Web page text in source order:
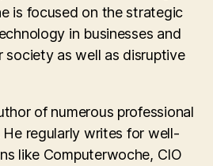
is focused on the strategic
in businesses and
society as well as disruptive
of numerous professional
regularly writes for well-
like Computerwoche, CIO